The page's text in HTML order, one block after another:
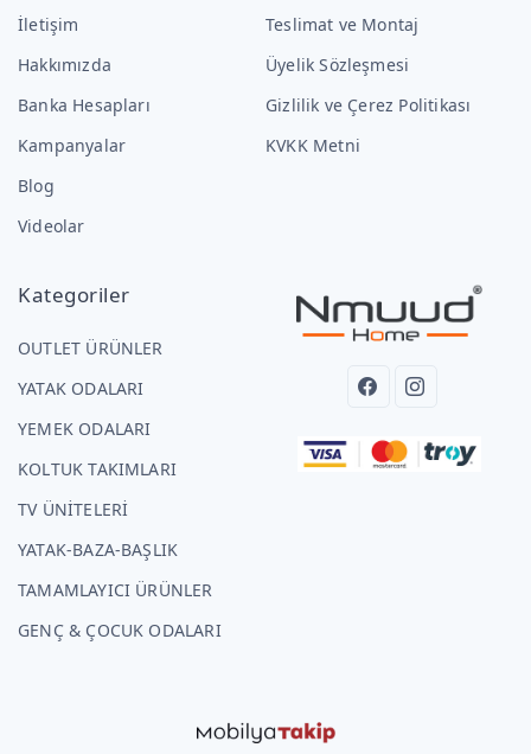
İletişim
Hakkımızda
Banka Hesapları
Kampanyalar
Blog
Videolar
Teslimat ve Montaj
Üyelik Sözleşmesi
Gizlilik ve Çerez Politikası
KVKK Metni
Kategoriler
OUTLET ÜRÜNLER
YATAK ODALARI
YEMEK ODALARI
KOLTUK TAKIMLARI
TV ÜNİTELERİ
YATAK-BAZA-BAŞLIK
TAMAMLAYICI ÜRÜNLER
GENÇ & ÇOCUK ODALARI